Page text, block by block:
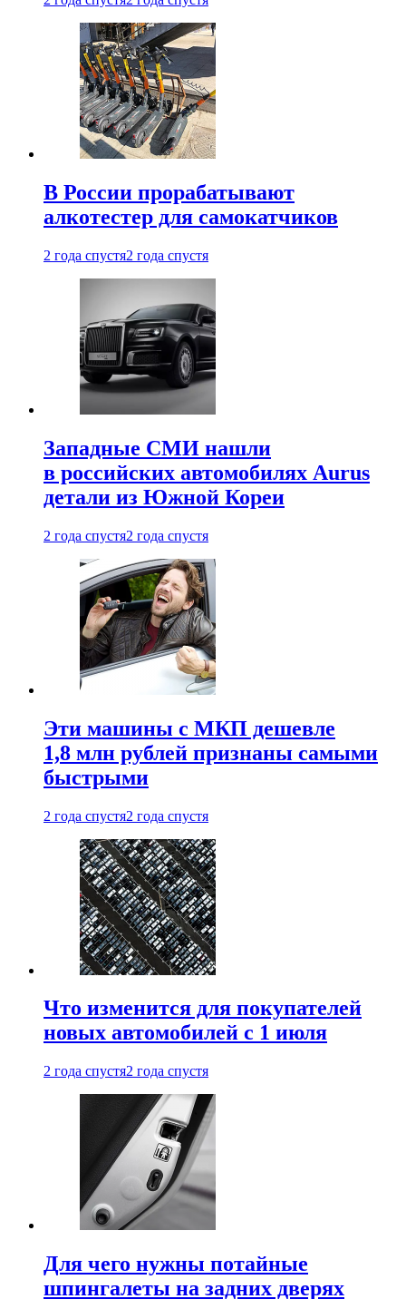
В России прорабатывают
алкотестер для самокатчиков
2 года спустя2 года спустя
Западные СМИ нашли
в российских автомобилях Aurus
детали из Южной Кореи
2 года спустя2 года спустя
Эти машины с МКП дешевле
1,8 млн рублей признаны самыми
быстрыми
2 года спустя2 года спустя
Что изменится для покупателей
новых автомобилей с 1 июля
2 года спустя2 года спустя
Для чего нужны потайные
шпингалеты на задних дверях